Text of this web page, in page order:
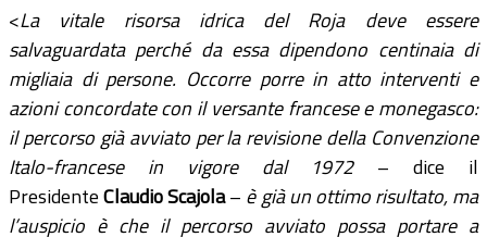
<La vitale risorsa idrica del Roja deve essere
salvaguardata perché da essa dipendono centinaia di
migliaia di persone. Occorre porre in atto interventi e
azioni concordate con il versante francese e monegasco:
il percorso già avviato per la revisione della Convenzione
Italo-francese in vigore dal 1972– dice il
PresidenteClaudio Scajola– è già un ottimo risultato, ma
l’auspicio è che il percorso avviato possa portare a